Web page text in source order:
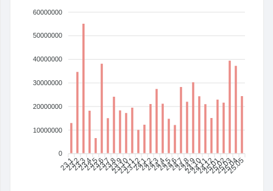
60000000
50000000
40000000
30000000
20000000
10000000
0
23.1
23.2
23.3
23.4
23.5
23.6
23.7
23.8
23.9
23.10
23.11
23.12
24.1
24.2
24.3
24.4
24.5
24.6
24.7
24.8
24.9
24.10
24.11
24.12
25.01
25.02
25.03
25.04
25.05